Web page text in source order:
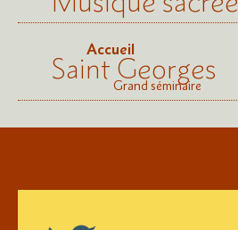
Accueil
Saint Georges
Grand séminaire